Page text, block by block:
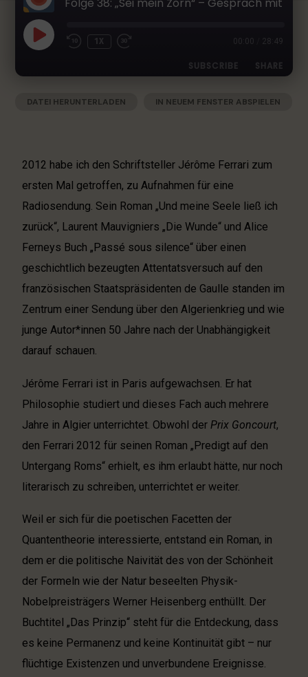
h
r
e
u
-
P
o
c
a
1X 00:00 28:49
SUBSCRIBE SHARE
Apple Podcasts Deezer
RSS FEED
SHARE
EMBED
DATEI HERUNTERLADEN
IN NEUEM FENSTER ABSPIELEN
2012 habe ich den Schriftsteller Jérôme Ferrari zum
ersten Mal getroffen, zu Aufnahmen für eine
Radiosendung. Sein Roman „Und meine Seele ließ ich
zurück“, Laurent Mauvigniers „Die Wunde“ und Alice
Ferneys Buch „Passé sous silence“ über einen
geschichtlich bezeugten Attentatsversuch auf den
französischen Staatspräsidenten de Gaulle standen im
Zentrum einer Sendung über den Algerienkrieg und wie
junge Autor*innen 50 Jahre nach der Unabhängigkeit
darauf schauen.
Jérôme Ferrari ist in Paris aufgewachsen. Er hat
Philosophie studiert und dieses Fach auch mehrere
Jahre in Algier unterrichtet. Obwohl der Prix Goncourt,
den Ferrari 2012 für seinen Roman „Predigt auf den
Untergang Roms“ erhielt, es ihm erlaubt hätte, nur noch
literarisch zu schreiben, unterrichtet er weiter.
Weil er sich für die poetischen Facetten der
Quantentheorie interessierte, entstand ein Roman, in
dem er die politische Naivität des von der Schönheit
der Formeln wie der Natur beseelten Physik-
Nobelpreisträgers Werner Heisenberg enthüllt. Der
Buchtitel „Das Prinzip“ steht für die Entdeckung, dass
es keine Permanenz und keine Kontinuität gibt – nur
flüchtige Existenzen und unverbundene Ereignisse.